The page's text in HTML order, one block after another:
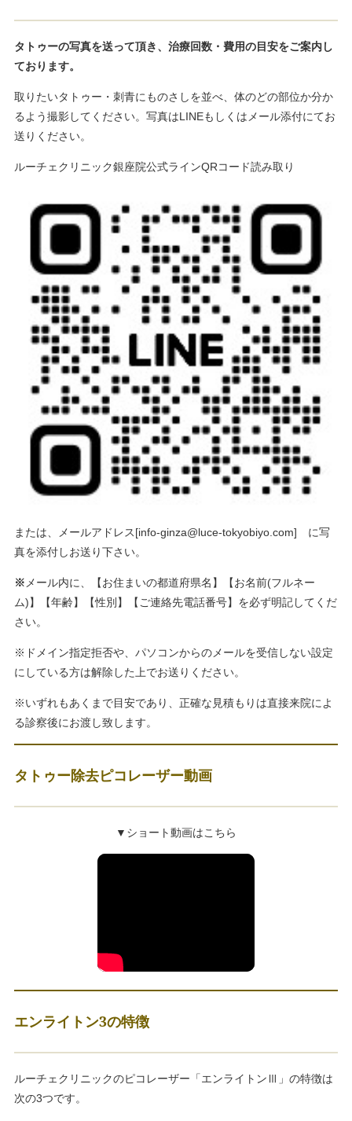
タトゥーの写真を送って頂き、治療回数・費用の目安をご案内し
ております。
取りたいタトゥー・刺青にものさしを並べ、体のどの部位か分か
るよう撮影してください。写真はLINEもしくはメール添付にてお
送りください。
ルーチェクリニック銀座院公式ラインQRコード読み取り
または、メールアドレス[info-ginza@luce-tokyobiyo.com] に写
真を添付しお送り下さい。
※ メール内に、【お住まいの都道府県名】【お名前(フルネー
ム)】【年齢】【性別】【ご連絡先電話番号】を必ず明記してくだ
さい。
※ドメイン指定拒否や、パソコンからのメールを受信しない設定
にしている方は解除した上でお送りください。
※いずれもあくまで目安であり、正確な見積もりは直接来院によ
る診察後にお渡し致します。
タトゥー除去ピコレーザー動画
▼ショート動画はこちら
エンライトン3の特徴
ルーチェクリニックのピコレーザー「エンライトンⅢ」の特徴は
次の3つです。